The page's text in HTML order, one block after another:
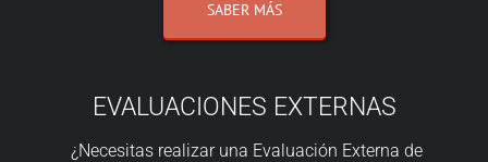
SABER MÁS
EVALUACIONES EXTERNAS
¿Necesitas realizar una Evaluación Externa de